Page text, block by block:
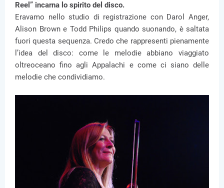
Reel” incarna lo spirito del disco.
Eravamo nello studio di registrazione con Darol Anger,
Alison Brown e Todd Philips quando suonando, è saltata
fuori questa sequenza. Credo che rappresenti pienamente
l’idea del disco: come le melodie abbiano viaggiato
oltreoceano fino agli Appalachi e come ci siano delle
melodie che condividiamo.